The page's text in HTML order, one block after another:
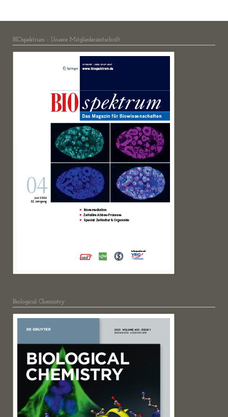
BIOspektrum - Unsere Mitgliederzeitschrift
Biological Chemistry